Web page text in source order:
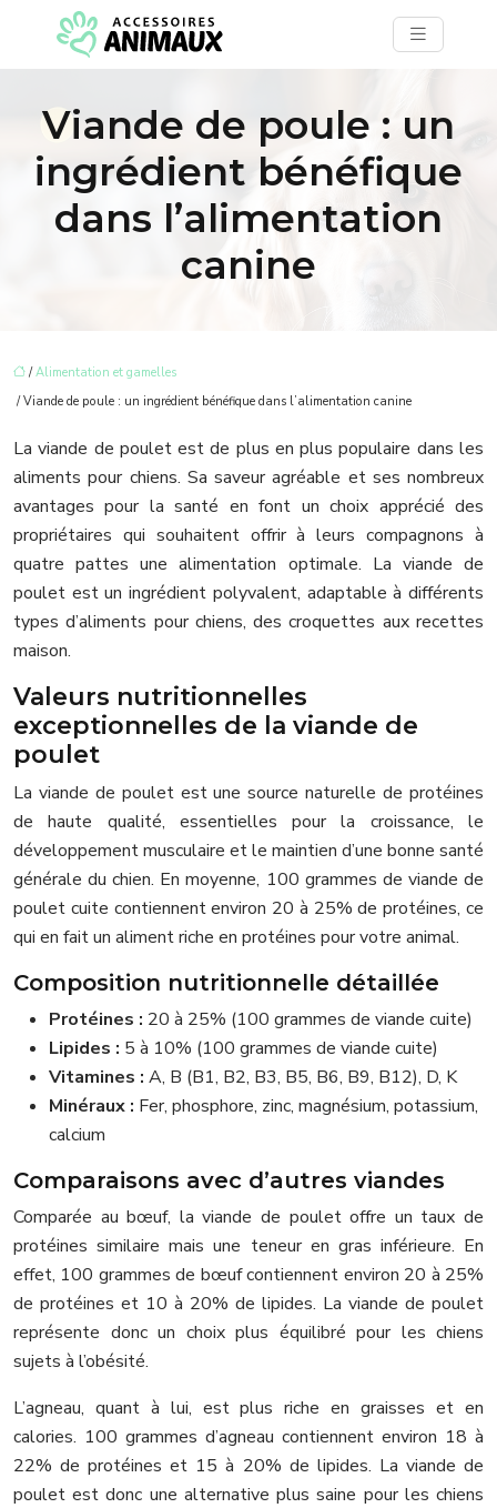
Viande de poule : un
ingrédient bénéfique
dans l’alimentation
canine
/Alimentation et gamelles
/ Viande de poule : un ingrédient bénéfique dans l’alimentation canine
La viande de poulet est de plus en plus populaire dans les
aliments pour chiens. Sa saveur agréable et ses nombreux
avantages pour la santé en font un choix apprécié des
propriétaires qui souhaitent offrir à leurs compagnons à
quatre pattes une alimentation optimale. La viande de
poulet est un ingrédient polyvalent, adaptable à différents
types d’aliments pour chiens, des croquettes aux recettes
maison.
Valeurs nutritionnelles
exceptionnelles de la viande de
poulet
La viande de poulet est une source naturelle de protéines
de haute qualité, essentielles pour la croissance, le
développement musculaire et le maintien d’une bonne santé
générale du chien. En moyenne, 100 grammes de viande de
poulet cuite contiennent environ 20 à 25% de protéines, ce
qui en fait un aliment riche en protéines pour votre animal.
Composition nutritionnelle détaillée
Protéines : 20 à 25% (100 grammes de viande cuite)
Lipides : 5 à 10% (100 grammes de viande cuite)
Vitamines : A, B (B1, B2, B3, B5, B6, B9, B12), D, K
Minéraux : Fer, phosphore, zinc, magnésium, potassium,
calcium
Comparaisons avec d’autres viandes
Comparée au bœuf, la viande de poulet offre un taux de
protéines similaire mais une teneur en gras inférieure. En
effet, 100 grammes de bœuf contiennent environ 20 à 25%
de protéines et 10 à 20% de lipides. La viande de poulet
représente donc un choix plus équilibré pour les chiens
sujets à l’obésité.
L’agneau, quant à lui, est plus riche en graisses et en
calories. 100 grammes d’agneau contiennent environ 18 à
22% de protéines et 15 à 20% de lipides. La viande de
poulet est donc une alternative plus saine pour les chiens